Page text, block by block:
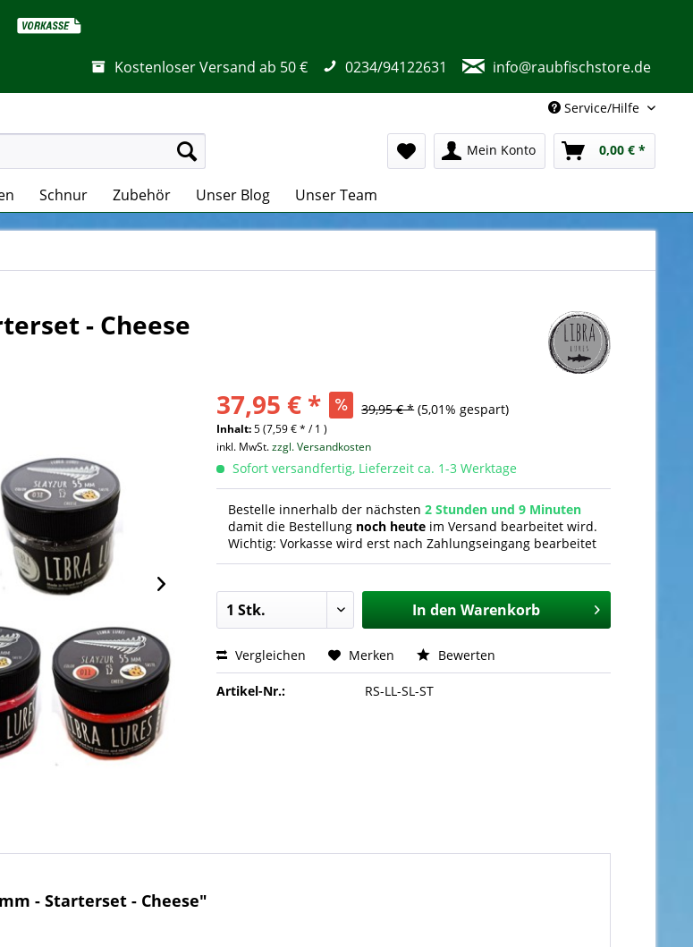
Kostenloser Versand ab 50 € 0234/94122631 info@raubfischstore.de
Service/Hilfe
Mein Konto 0,00 € *
Schnur Zubehör Unser Blog Unser Team
- Cheese
37,95 € * 39,95 € * (5,01% gespart)
Inhalt:5 (7,59 € * / 1 )
inkl. MwSt.zzgl. Versandkosten
Sofort versandfertig, Lieferzeit ca. 1-3 Werktage
Bestelle innerhalb der nächsten2 Stunden und 9 Minuten
damit die Bestellung noch heute im Versand bearbeitet wird.
Wichtig: Vorkasse wird erst nach Zahlungseingang bearbeitet
In den Warenkorb
Vergleichen Merken Bewerten
Artikel-Nr.: RS-LL-SL-ST
- Starterset - Cheese"